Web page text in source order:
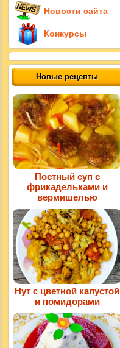
Новости сайта
Конкурсы
Новые рецепты
Постный суп с
фрикадельками и
вермишелью
Нут с цветной капустой
и помидорами